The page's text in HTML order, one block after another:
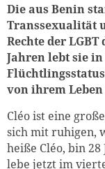
Die aus Benin
Transsexualität
Rechte der
Jahren lebt sie
von ihrem
Cléo ist eine
sich mit ruhigen,
heiße Cléo, bin
lebe jetzt im